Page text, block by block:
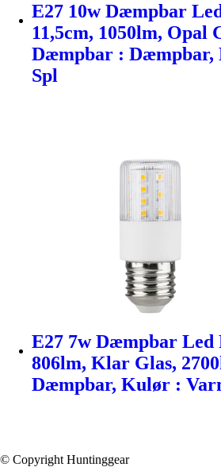
E27 10w Dæmpbar
11,5cm, 1050lm, Opal
Dæmpbar : Dæmpbar,
Spl
E27 7w Dæmpbar Led
806lm, Klar Glas,
Dæmpbar, Kulør :
© Copyright Huntinggear